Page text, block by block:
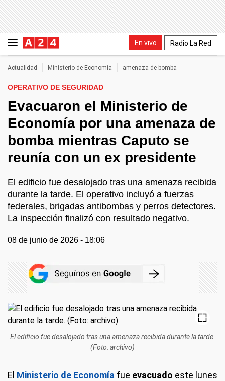
En vivo Radio La Red
Actualidad Ministerio de Economía amenaza de bomba
OPERATIVO DE SEGURIDAD
Evacuaron el Ministerio de
Economía por una amenaza de
bomba mientras Caputo se
reunía con un ex presidente
El edificio fue desalojado tras una amenaza recibida
durante la tarde. El operativo incluyó a fuerzas
federales, brigadas antibombas y perros detectores.
La inspección finalizó con resultado negativo.
08 de junio de 2026 - 18:06
El edificio fue desalojado tras una amenaza recibida durante la tarde.
(Foto: archivo)
El Ministerio de Economía fue evacuado este lunes